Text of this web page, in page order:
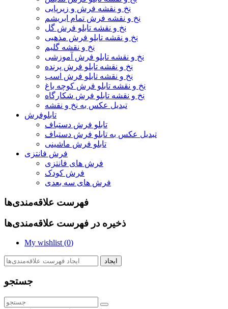
نخ و نقشه فرش و زیرپایی
نخ و نقشه فرش تمام ابریشم
نخ و نقشه تابلو فرش گل
نخ و نقشه تابلو فرش مذهبی
نخ و نقشه گلیم
نخ و نقشه تابلو فرش آموزشی
نخ و نقشه تابلو فرش پرنده
نخ و نقشه تابلو فرش اسب
نخ و نقشه تابلو فرش کوچه باغ
نخ و نقشه تابلو فرش شکارگاه
تبدیل عکس به نخ و نقشه
تابلوفرش
تابلو فرش دستباف
تبدیل عکس به تابلو فرش دستباف
تابلو فرش ماشینی
فرش فانتزی
فرش های فانتزی
فرش کودک
فرش های سه بعدی
فهرست علاقه‌مندی‌ها
ذخیره در فهرست علاقه‌مندی‌ها
My wishlist (0)
ایجاد
جستجو